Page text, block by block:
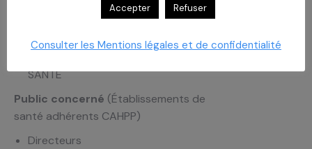
lors de la visite de certification
SANTÉ
Public concerné (Établissements de
santé adhérents CAHPP)
Directeurs
Accepter Refuser
Consulter les Mentions légales et de confidentialité